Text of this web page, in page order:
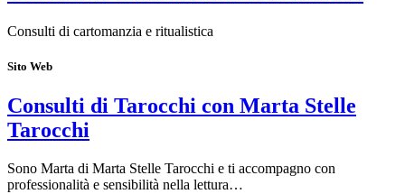
Consulti di cartomanzia e ritualistica
Sito Web
Consulti di Tarocchi con Marta Stelle
Tarocchi
Sono Marta di Marta Stelle Tarocchi e ti accompagno con
professionalità e sensibilità nella lettura…